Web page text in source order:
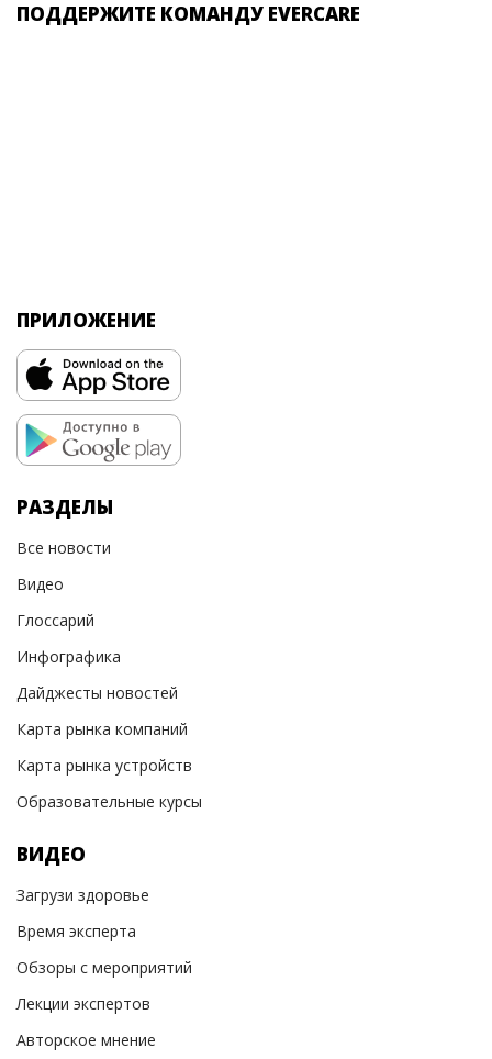
ПОДДЕРЖИТЕ КОМАНДУ EVERCARE
ПРИЛОЖЕНИЕ
РАЗДЕЛЫ
Все новости
Видео
Глоссарий
Инфографика
Дайджесты новостей
Карта рынка компаний
Карта рынка устройств
Образовательные курсы
ВИДЕО
Загрузи здоровье
Время эксперта
Обзоры с мероприятий
Лекции экспертов
Авторское мнение